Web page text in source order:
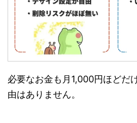
必要なお金も月1,000円ほどだ
由はありません。